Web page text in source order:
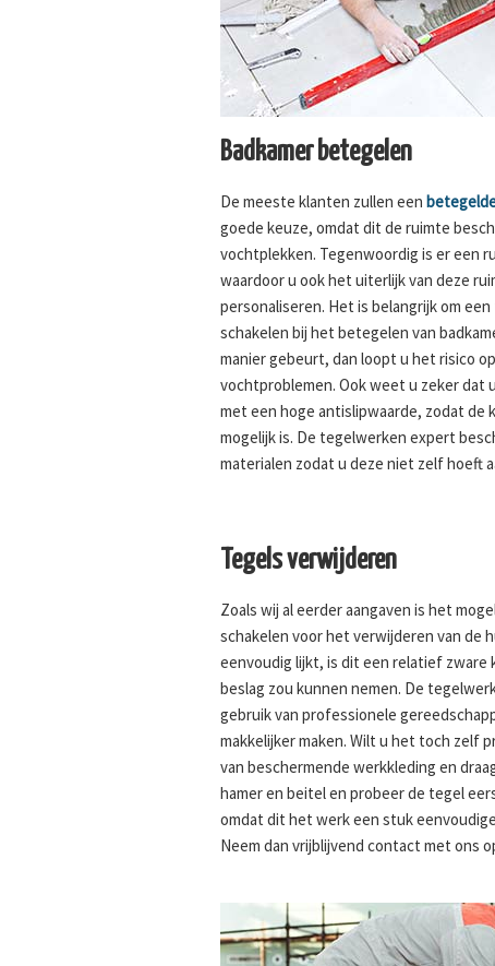
Badkamer betegelen
De meeste klanten zullen een
goede keuze, omdat dit de ruimte
vochtplekken. Tegenwoordig is er een
waardoor u ook het uiterlijk van deze
personaliseren. Het is belangrijk om
schakelen bij het betegelen van
manier gebeurt, dan loopt u het risico
vochtproblemen. Ook weet u zeker dat
met een hoge antislipwaarde, zodat de
mogelijk is. De tegelwerken expert
materialen zodat u deze niet zelf hoeft
Tegels verwijderen
Zoals wij al eerder aangaven is het
schakelen voor het verwijderen van de
eenvoudig lijkt, is dit een relatief zware
beslag zou kunnen nemen. De
gebruik van professionele
makkelijker maken. Wilt u het toch zelf
van beschermende werkkleding en
hamer en beitel en probeer de tegel
omdat dit het werk een stuk
Neem dan vrijblijvend contact met ons